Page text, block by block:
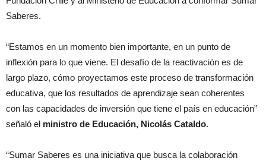
Saberes.
“Estamos en un momento bien importante, en un punto de
inflexión para lo que viene. El desafío de la reactivación es de
largo plazo, cómo proyectamos este proceso de transformación
educativa, que los resultados de aprendizaje sean coherentes
con las capacidades de inversión que tiene el país en educación”
señaló el ministro de Educación, Nicolás Cataldo.
“Sumar Saberes es una iniciativa que busca la colaboración